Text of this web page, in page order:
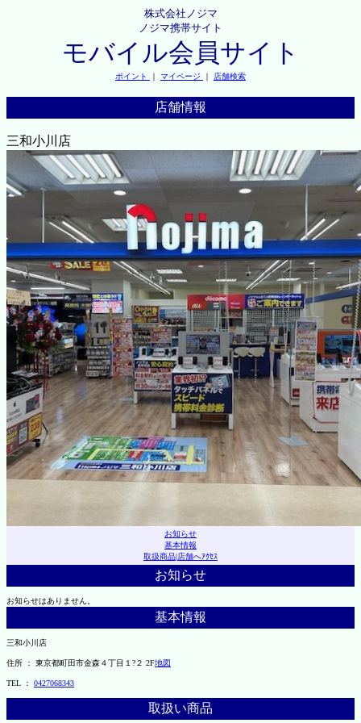
株式会社ノジマ
ノジマ携帯サイト
モバイル会員サイト
ポイント ｜ マイページ ｜ 店舗検索
店舗情報
三和小川店
お知らせ
基本情報
取扱商品|店舗へｱｸｾｽ
お知らせ
お知らせはありません。
基本情報
三和小川店
住所 ： 東京都町田市金森４丁目１?２ 2F地図
TEL ： 0427068343
取扱い商品